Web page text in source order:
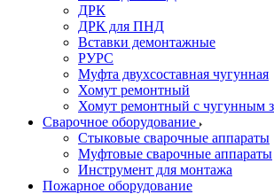
ДРК
ДРК для ПНД
Вставки демонтажные
РУРС
Муфта двухсоставная чугунная
Хомут ремонтный
Хомут ремонтный с чугунным
Сварочное оборудование
Стыковые сварочные аппараты
Муфтовые сварочные аппараты
Инструмент для монтажа
Пожарное оборудование